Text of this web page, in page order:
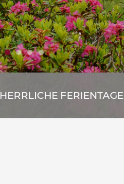
HERRLICHE FERIENTAGE